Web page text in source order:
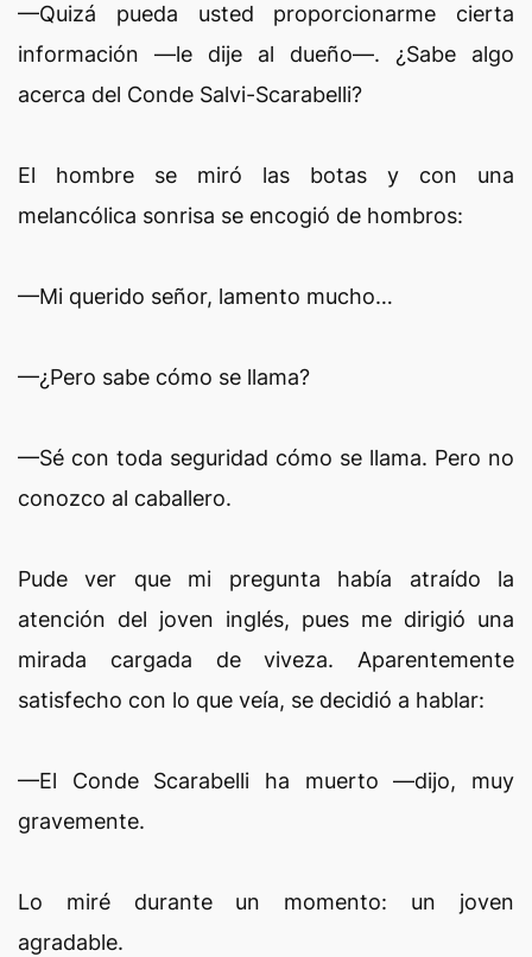
—Quizá pueda usted proporcionarme cierta
información —le dije al dueño—. ¿Sabe algo
acerca del Conde Salvi-Scarabelli?
El hombre se miró las botas y con una
melancólica sonrisa se encogió de hombros:
—Mi querido señor, lamento mucho…
—¿Pero sabe cómo se llama?
—Sé con toda seguridad cómo se llama. Pero no
conozco al caballero.
Pude ver que mi pregunta había atraído la
atención del joven inglés, pues me dirigió una
mirada cargada de viveza. Aparentemente
satisfecho con lo que veía, se decidió a hablar:
—El Conde Scarabelli ha muerto —dijo, muy
gravemente.
Lo miré durante un momento: un joven
agradable.